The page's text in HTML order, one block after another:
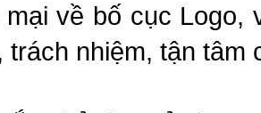
mại về bố cục Logo,
trách nhiệm, tận tâm